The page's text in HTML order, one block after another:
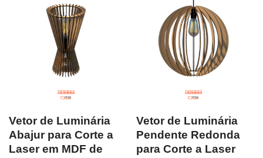
Vetor de Luminária
Abajur para Corte a
Laser em MDF de
Vetor de Luminária
Pendente Redonda
para Corte a Laser